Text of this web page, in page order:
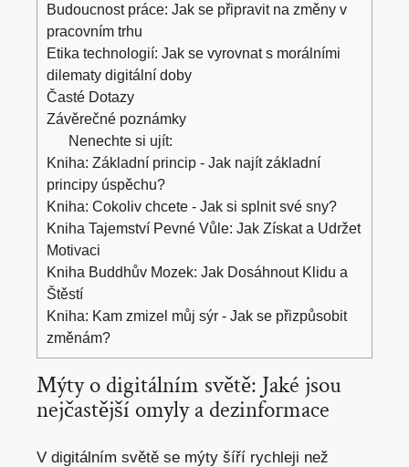
Budoucnost práce: Jak se připravit na změny v
pracovním trhu
Etika technologií: Jak se vyrovnat s morálními
dilematy digitální doby
Časté Dotazy
Závěrečné poznámky
Nenechte si ujít:
Kniha: Základní princip - Jak najít základní
principy úspěchu?
Kniha: Cokoliv chcete - Jak si splnit své sny?
Kniha Tajemství Pevné Vůle: Jak Získat a Udržet
Motivaci
Kniha Buddhův Mozek: Jak Dosáhnout Klidu a
Štěstí
Kniha: Kam zmizel můj sýr - Jak se přizpůsobit
změnám?
Mýty o digitálním světě: Jaké jsou
nejčastější omyly a dezinformace
V digitálním světě se mýty šíří rychleji než